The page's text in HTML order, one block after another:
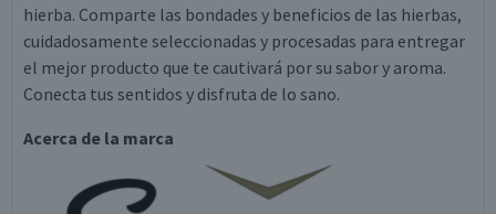
hierba. Comparte las bondades y beneficios de las hierbas,
cuidadosamente seleccionadas y procesadas para entregar
el mejor producto que te cautivará por su sabor y aroma.
Conecta tus sentidos y disfruta de lo sano.
Acerca de la marca